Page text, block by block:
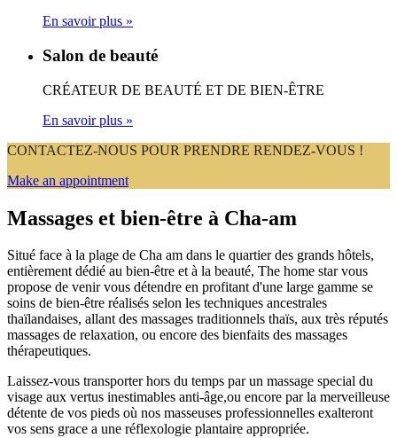
En savoir plus »
Salon de beauté
CRÉATEUR DE BEAUTÉ ET DE BIEN-ÊTRE
En savoir plus »
CONTACTEZ-NOUS POUR PRENDRE RENDEZ-VOUS !
Make an appointment
Massages et bien-être à Cha-am
Situé face à la plage de Cha am dans le quartier des grands hôtels,
entièrement dédié au bien-être et à la beauté, The home star vous
propose de venir vous détendre en profitant d'une large gamme se
soins de bien-être réalisés selon les techniques ancestrales
thaïlandaises, allant des massages traditionnels thaïs, aux très réputés
massages de relaxation, ou encore des bienfaits des massages
thérapeutiques.
Laissez-vous transporter hors du temps par un massage special du
visage aux vertus inestimables anti-âge,ou encore par la merveilleuse
détente de vos pieds où nos masseuses professionnelles exalteront
vos sens grace a une réflexologie plantaire appropriée.